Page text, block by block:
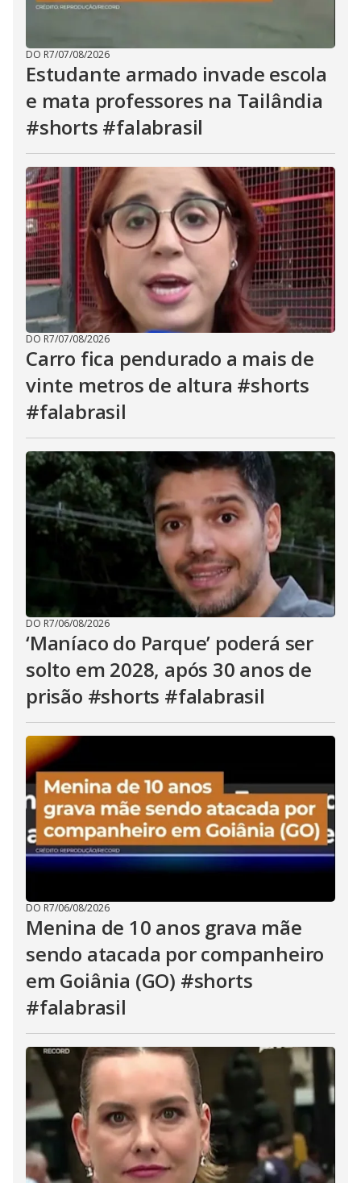
DO R7/07/08/2026
Estudante armado invade escola
e mata professores na Tailândia
#shorts #falabrasil
DO R7/07/08/2026
Carro fica pendurado a mais de
vinte metros de altura #shorts
#falabrasil
DO R7/06/08/2026
‘Maníaco do Parque’ poderá ser
solto em 2028, após 30 anos de
prisão #shorts #falabrasil
DO R7/06/08/2026
Menina de 10 anos grava mãe
sendo atacada por companheiro
em Goiânia (GO) #shorts
#falabrasil